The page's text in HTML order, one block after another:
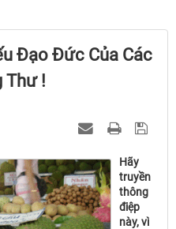
Đạo Đức Của Các
Thư !
Hãy
truyền
thông
điệp
này, vì